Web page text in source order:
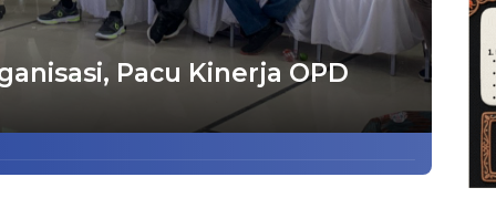
Pacu Kinerja OPD